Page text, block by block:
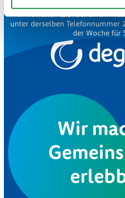
In Notfällen (z.B. bei einem
unter derselben Telefonnummer
der Woche für
Wir